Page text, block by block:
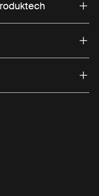
(external link)
(external link)
Youtube (external